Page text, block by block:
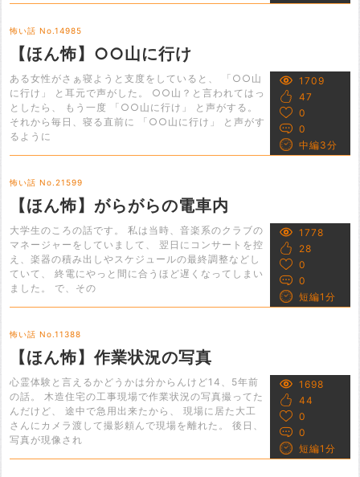
怖い話 No.14985
【ほん怖】○○山に行け
ある女性がさぁ寝ようと支度をしていると、 「○○山
に行け」 と耳元で声がした。 ○○山？と言われてはっ
としたら、 もう一度 「○○山に行け」 と声がする。
それから毎日、寝る直前に 「○○山に行け」 と声がす
るように
1709
47
0
0
中編3分
怖い話 No.21599
【ほん怖】がらがらの電車内
大学生のころの話です。 私は当時、音楽系のクラブの
マネージャーをしていまして、 翌日にコンサートを控
え、楽器の積み出しやスケジュールの最終調整などし
ていて、 終電にやっと間に合うほど遅くなってしまい
ました。 で、その
1778
28
0
0
短編1分
怖い話 No.11388
【ほん怖】作業状況の写真
心霊体験と言えるかどうかは分からんけど14、5年前
の話。 木造住宅の工事現場で作業状況の写真撮ってた
んだけど、 途中で急用出来たから、 現場に居た大工
さんにカメラ渡して撮影頼んで現場を離れた。 後日、
写真が現像され
1698
44
0
0
短編1分